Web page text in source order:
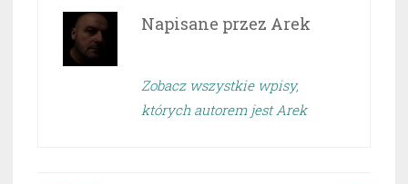
Napisane przez Arek
Zobacz wszystkie wpisy,
których autorem jest Arek